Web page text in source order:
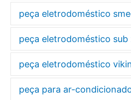
peça eletrodoméstico
peça eletrodoméstico sub
peça eletrodoméstico
peça para ar-